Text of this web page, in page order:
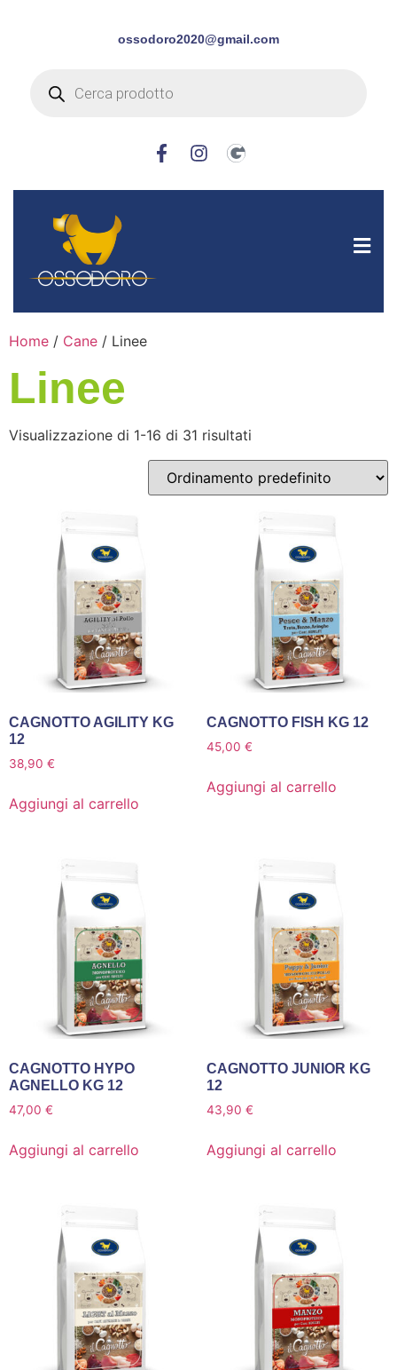
ossodoro2020@gmail.com
Home / Cane / Linee
Linee
Visualizzazione di 1-16 di 31 risultati
CAGNOTTO AGILITY KG
12
38,90 €
Aggiungi al carrello
CAGNOTTO FISH KG 12
45,00 €
Aggiungi al carrello
CAGNOTTO HYPO
AGNELLO KG 12
47,00 €
Aggiungi al carrello
CAGNOTTO JUNIOR KG
12
43,90 €
Aggiungi al carrello